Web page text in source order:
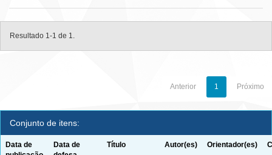
Resultado 1-1 de 1.
Anterior 1 Próximo
Conjunto de itens:
Data de
Data de
Título Autor(es) Orientador(es)